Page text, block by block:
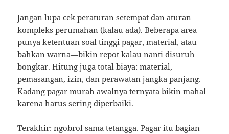
Jangan lupa cek peraturan setempat dan aturan
kompleks perumahan (kalau ada). Beberapa area
punya ketentuan soal tinggi pagar, material, atau
bahkan warna—bikin repot kalau nanti disuruh
bongkar. Hitung juga total biaya: material,
pemasangan, izin, dan perawatan jangka panjang.
Kadang pagar murah awalnya ternyata bikin mahal
karena harus sering diperbaiki.
Terakhir: ngobrol sama tetangga. Pagar itu bagian